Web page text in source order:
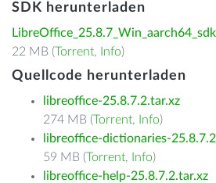
SDK herunterladen
22 MB (Torrent, Info)
Quellcode herunterladen
libreoffice-25.8.7.2.tar.xz
274 MB (Torrent, Info)
libreoffice-dictionaries-
59 MB (Torrent, Info)
libreoffice-help-25.8.7.2.tar.xz